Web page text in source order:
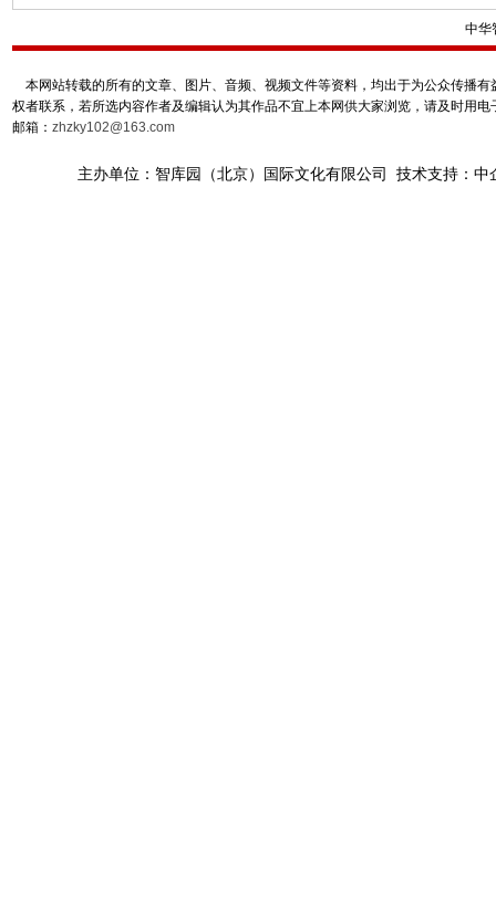
中华
本网站转载的所有的文章、图片、音频、视频文件等资料，均出于为公众传播
权者联系，若所选内容作者及编辑认为其作品不宜上本网供大家浏览，请及时用
邮箱： zhzky102@163.com
主办单位：智库园（北京）国际文化有限公司 技术支持：